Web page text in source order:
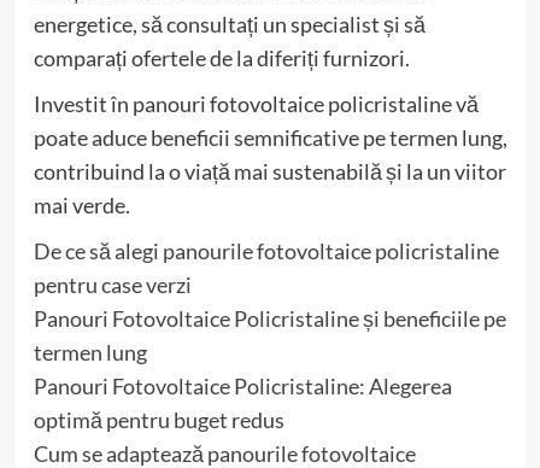
energetice, să consultați un specialist și să
comparați ofertele de la diferiți furnizori.
Investit în panouri fotovoltaice policristaline vă
poate aduce beneficii semnificative pe termen lung,
contribuind la o viață mai sustenabilă și la un viitor
mai verde.
De ce să alegi panourile fotovoltaice policristaline
pentru case verzi
Panouri Fotovoltaice Policristaline și beneficiile pe
termen lung
Panouri Fotovoltaice Policristaline: Alegerea
optimă pentru buget redus
Cum se adaptează panourile fotovoltaice